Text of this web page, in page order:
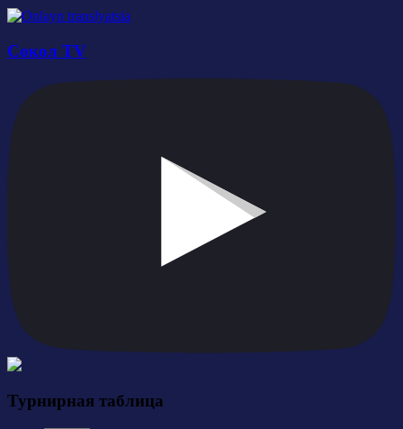
Сокол TV
Турнирная таблица